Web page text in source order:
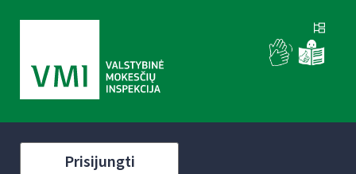
Prisijungti